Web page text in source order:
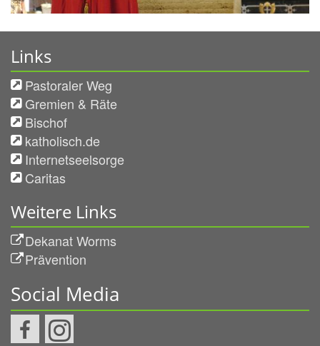
Links
Pastoraler Weg
Gremien & Räte
Bischof
katholisch.de
Internetseelsorge
Caritas
Weitere Links
Dekanat Worms
Prävention
Social Media